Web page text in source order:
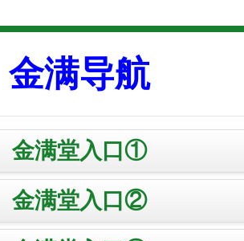
金满导航
金满堂入口①
金满堂入口②